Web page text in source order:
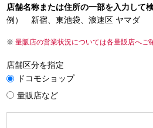
店舗名称または住所の一部を入力して
例） 新宿、東池袋、浪速区 ヤマダ
量販店の営業状況については各量販店へご
店舗区分を指定
ドコモショップ
量販店など